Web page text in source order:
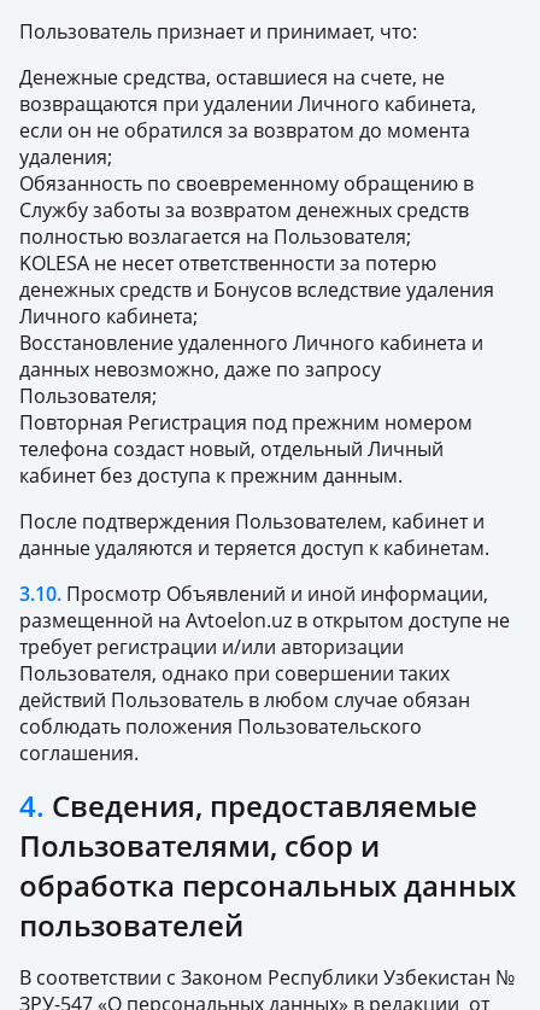
Пользователь признает и принимает, что:
Денежные средства, оставшиеся на счете, не
возвращаются при удалении Личного кабинета,
если он не обратился за возвратом до момента
удаления;
Обязанность по своевременному обращению в
Службу заботы за возвратом денежных средств
полностью возлагается на Пользователя;
KOLESA не несет ответственности за потерю
денежных средств и Бонусов вследствие удаления
Личного кабинета;
Восстановление удаленного Личного кабинета и
данных невозможно, даже по запросу
Пользователя;
Повторная Регистрация под прежним номером
телефона создаст новый, отдельный Личный
кабинет без доступа к прежним данным.
После подтверждения Пользователем, кабинет и
данные удаляются и теряется доступ к кабинетам.
3.10. Просмотр Объявлений и иной информации,
размещенной на Avtoelon.uz в открытом доступе не
требует регистрации и/или авторизации
Пользователя, однако при совершении таких
действий Пользователь в любом случае обязан
соблюдать положения Пользовательского
соглашения.
4. Сведения, предоставляемые
Пользователями, сбор и
обработка персональных данных
пользователей
В соответствии с Законом Республики Узбекистан №
ЗРУ-547 «О персональных данных» в редакции от